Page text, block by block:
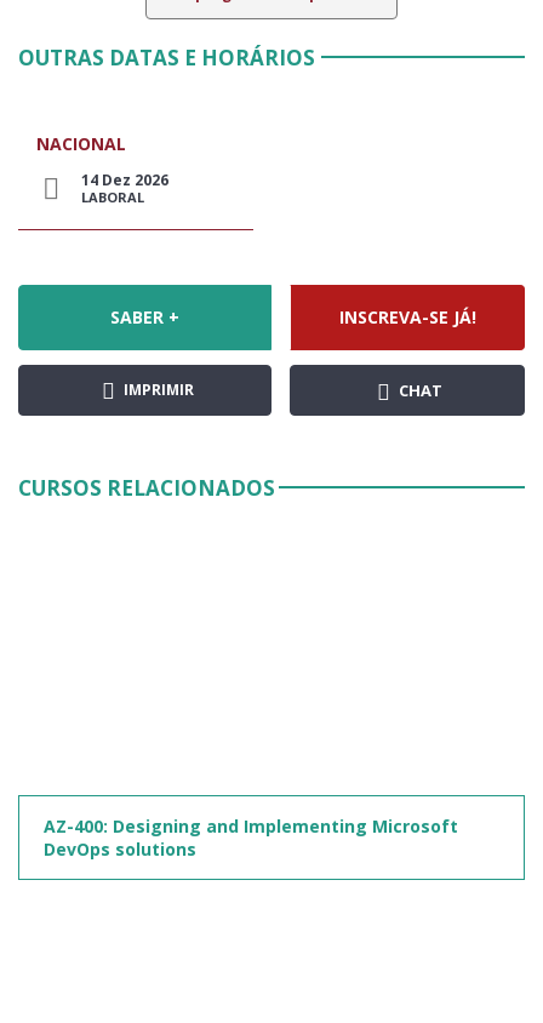
OUTRAS DATAS E HORÁRIOS
NACIONAL
14 Dez 2026
LABORAL
SABER + INSCREVA-SE JÁ!
IMPRIMIR CHAT
CURSOS RELACIONADOS
AZ-400: Designing and Implementing Microsoft
DevOps solutions